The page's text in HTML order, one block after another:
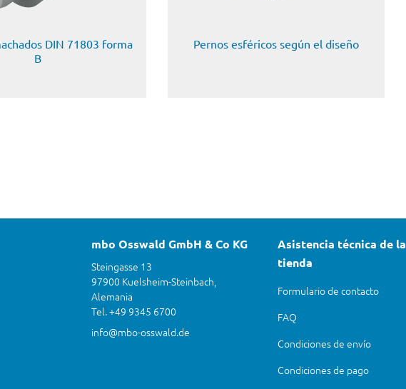
DIN 71803 forma
B
Pernos esféricos según el diseño
mbo Osswald GmbH & Co KG
Steingasse 13
97900 Kuelsheim-Steinbach,
Alemania
Tel. +49 9345 6700
info@mbo-osswald.de
Asistencia técnica de la
tienda
Formulario de contacto
FAQ
Condiciones de envío
Condiciones de pago